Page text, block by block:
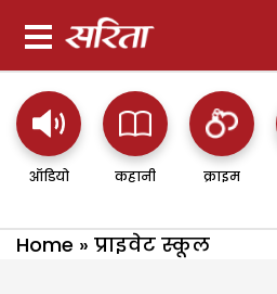
ऑडियो कहानी क्राइम
Home » प्राइवेट स्कूल